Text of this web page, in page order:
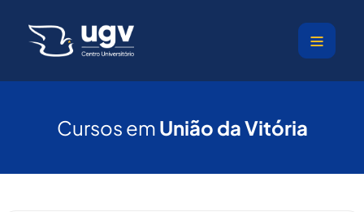
Cursos em União da Vitória